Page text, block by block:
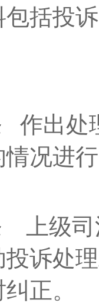
括投
作出处
况进
上级
诉处
正。